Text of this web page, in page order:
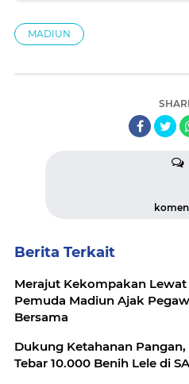
MADIUN
Berita Terkait
Merajut Kekompakan
Pemuda Madiun Ajak
Bersama
Dukung Ketahanan
Tebar 10.000 Benih Lele di